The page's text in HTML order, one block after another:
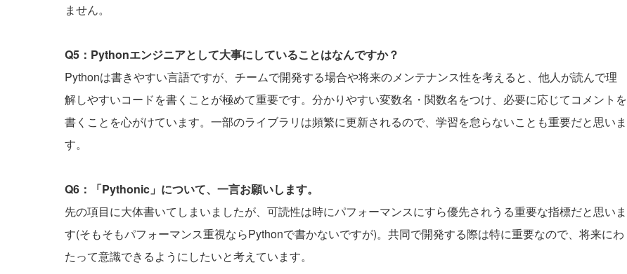
ません。
Q5：Pythonエンジニアとして大事にしていることはなんですか？
Pythonは書きやすい言語ですが、チームで開発する場合や将来のメンテナンス性を考えると、他人が読んで理
解しやすいコードを書くことが極めて重要です。分かりやすい変数名・関数名をつけ、必要に応じてコメントを
書くことを心がけています。一部のライブラリは頻繁に更新されるので、学習を怠らないことも重要だと思いま
す。
Q6：「Pythonic」について、一言お願いします。
先の項目に大体書いてしまいましたが、可読性は時にパフォーマンスにすら優先されうる重要な指標だと思いま
す(そもそもパフォーマンス重視ならPythonで書かないですが)。共同で開発する際は特に重要なので、将来にわ
たって意識できるようにしたいと考えています。